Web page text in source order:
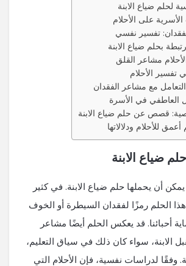
لحلم ضياع الابنة
الأسرية على الأحلام
تفسير نفسي
بحلم ضياع الابنة
مشاعر القلق
تفسير الأحلام
مع مشاعر الفقدان
العاطفي في الأسرة
قصص عن حلم ضياع الابنة
للأحلام ودلالاتها
ضياع الابنة
أن يحملها حلم ضياع الابنة. في كثير
هذا الحلم رمزًا لفقدان السيطرة أو الخوف
أحبائنا. قد يعكس الحلم أيضًا مشاعر
الابنة، سواء كان ذلك في سياق التعليم،
وفقًا لدراسات نفسية، فإن الأحلام التي